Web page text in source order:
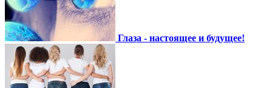
Глаза - настоящее и будущее!